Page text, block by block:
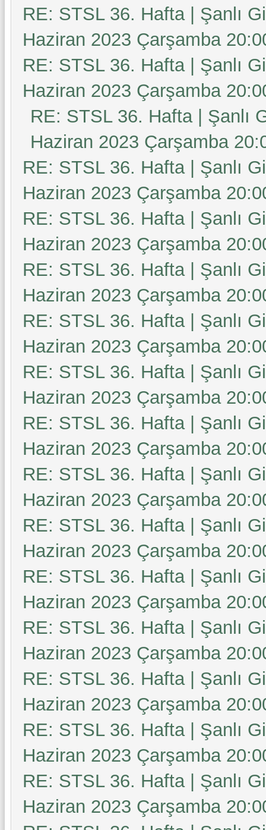
RE: STSL 36. Hafta | Şanlı
Haziran 2023 Çarşamba
RE: STSL 36. Hafta | Şanlı
Haziran 2023 Çarşamba
RE: STSL 36. Hafta | Şanlı
Haziran 2023 Çarşamba
RE: STSL 36. Hafta | Şanlı
Haziran 2023 Çarşamba
RE: STSL 36. Hafta | Şanlı
Haziran 2023 Çarşamba
RE: STSL 36. Hafta | Şanlı
Haziran 2023 Çarşamba
RE: STSL 36. Hafta | Şanlı
Haziran 2023 Çarşamba
RE: STSL 36. Hafta | Şanlı
Haziran 2023 Çarşamba
RE: STSL 36. Hafta | Şanlı
Haziran 2023 Çarşamba
RE: STSL 36. Hafta | Şanlı
Haziran 2023 Çarşamba
RE: STSL 36. Hafta | Şanlı
Haziran 2023 Çarşamba
RE: STSL 36. Hafta | Şanlı
Haziran 2023 Çarşamba
RE: STSL 36. Hafta | Şanlı
Haziran 2023 Çarşamba
RE: STSL 36. Hafta | Şanlı
Haziran 2023 Çarşamba
RE: STSL 36. Hafta | Şanlı
Haziran 2023 Çarşamba
RE: STSL 36. Hafta | Şanlı
Haziran 2023 Çarşamba